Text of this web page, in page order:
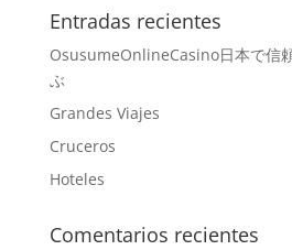
Entradas recientes
OsusumeOnlineCasino日本で信
ぶ
Grandes Viajes
Cruceros
Hoteles
Comentarios recientes